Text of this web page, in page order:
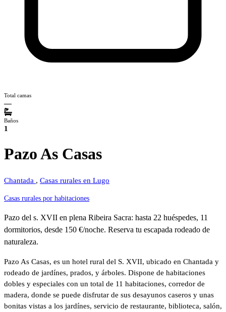
Total camas
—
Baños
1
Pazo As Casas
Chantada , Casas rurales en Lugo
Casas rurales por habitaciones
Pazo del s. XVII en plena Ribeira Sacra: hasta 22 huéspedes, 11
dormitorios, desde 150 €/noche. Reserva tu escapada rodeado de
naturaleza.
Pazo As Casas, es un hotel rural del S. XVII, ubicado en Chantada y
rodeado de jardínes, prados, y árboles. Dispone de habitaciones
dobles y especiales con un total de 11 habitaciones, corredor de
madera, donde se puede disfrutar de sus desayunos caseros y unas
bonitas vistas a los jardínes, servicio de restaurante, biblioteca, salón,